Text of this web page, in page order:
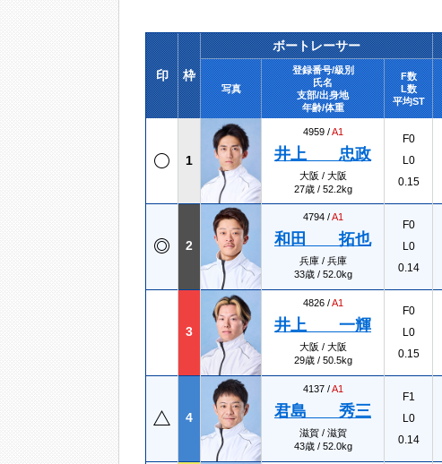
印 枠
ボートレーサー
写真
登録番号/級別
氏名
支部/出身地
年齢/体重
F数
L数
平均ST
1
4959 /A1
井上 忠政
大阪 / 大阪
27歳 / 52.2kg
F0
L0
0.15
2
4794 /A1
和田 拓也
兵庫 / 兵庫
33歳 / 52.0kg
F0
L0
0.14
3
4826 /A1
井上 一輝
大阪 / 大阪
29歳 / 50.5kg
F0
L0
0.15
4
4137 /A1
君島 秀三
滋賀 / 滋賀
43歳 / 52.0kg
F1
L0
0.14